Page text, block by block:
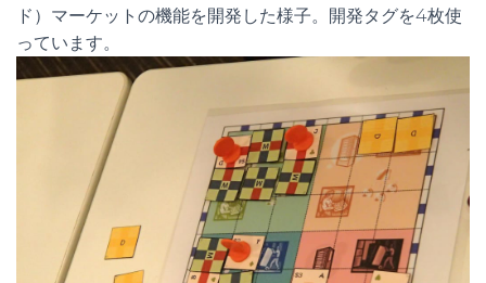
ド）マーケットの機能を開発した様子。開発タグを4枚使
っています。